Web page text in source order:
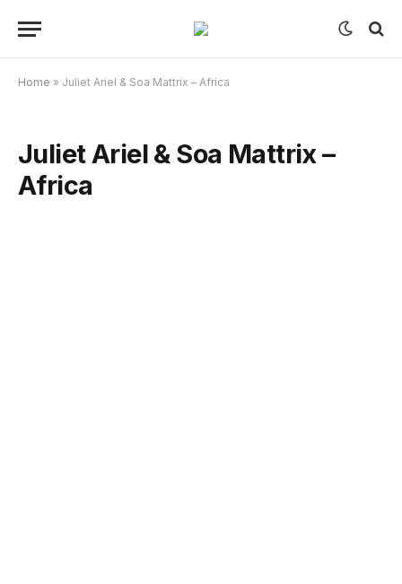
Home » Juliet Ariel & Soa Mattrix – Africa
Juliet Ariel & Soa Mattrix –
Africa